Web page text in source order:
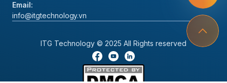
Email:
info@itgtechnology.vn
ITG Technology © 2025 All Rights reserved